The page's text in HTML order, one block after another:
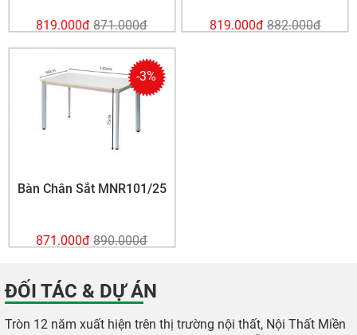
819.000đ 871.000đ 819.000đ 882.000đ
-3%
Bàn Chân Sắt MNR101/25
871.000đ 890.000đ
ĐỐI TÁC & DỰ ÁN
Tròn 12 năm xuất hiện trên thị trường nội thất, Nội Thất Miền